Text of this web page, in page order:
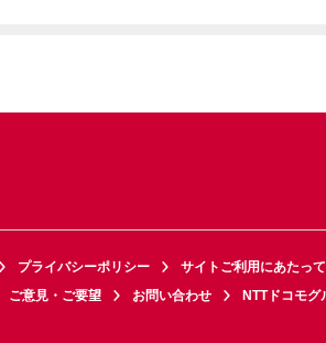
プライバシーポリシー サイトご利用にあたって
ご意見・ご要望 お問い合わせ NTTドコモグ